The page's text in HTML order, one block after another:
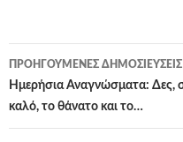
Πλοήγηση
άρθρων
ΠΡΟΗΓΟΎΜΕΝΕΣ ΔΗΜΟΣΙΕΎΣΕΙΣ
Ημερήσια Αναγνώσματα: Δες,
καλό, το θάνατο και το…